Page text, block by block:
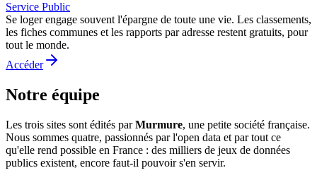
Service Public
Se loger engage souvent l'épargne de toute une vie. Les classements,
les fiches communes et les rapports par adresse restent gratuits, pour
tout le monde.
Accéder
Notre équipe
Les trois sites sont édités par Murmure, une petite société française.
Nous sommes quatre, passionnés par l'open data et par tout ce
qu'elle rend possible en France : des milliers de jeux de données
publics existent, encore faut-il pouvoir s'en servir.